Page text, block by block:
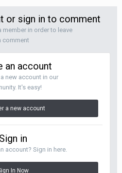
or sign in to comment
member in order to leave
comment
an account
new account in our
It's easy!
a new account
Sign in
account? Sign in here.
In Now